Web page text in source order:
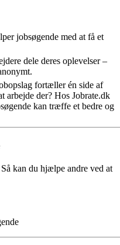
jobsøgende med at få et
dele deres oplevelser –
fortæller én side af
arbejde der? Hos Jobrate.dk
kan træffe et bedre og
Så kan du hjælpe andre ved at